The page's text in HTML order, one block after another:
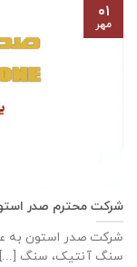
شرکت محترم صدر
شرکت صدر استون به
سنگ آنتیک، سنگ [...]
۰۱
مهر